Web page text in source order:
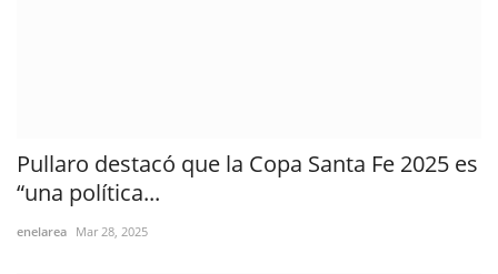
Pullaro destacó que la Copa Santa Fe 2025 es
“una política...
enelarea Mar 28, 2025